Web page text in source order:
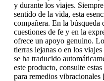
y durante los viajes.
sentido de la vida, esta
compañera. En la búsqueda
cuestiones de fe y en la
ofrece un apoyo genuino.
tierras lejanas o en los
se ha traducido
este producto, consulte
para remedios